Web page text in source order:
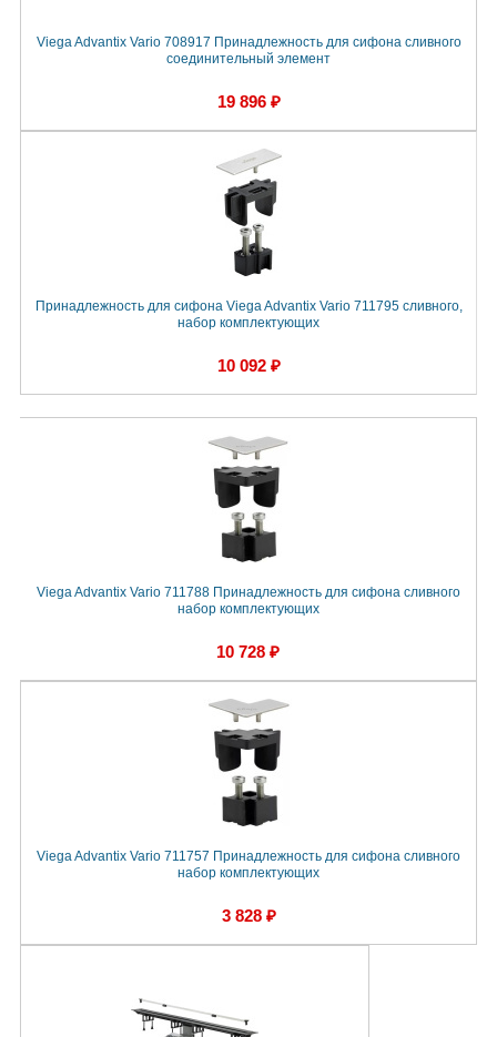
Viega Advantix Vario 708917 Принадлежность для сифона сливного
соединительный элемент
19 896 ₽
Принадлежность для сифона Viega Advantix Vario 711795 сливного,
набор комплектующих
10 092 ₽
Viega Advantix Vario 711788 Принадлежность для сифона сливного
набор комплектующих
10 728 ₽
Viega Advantix Vario 711757 Принадлежность для сифона сливного
набор комплектующих
3 828 ₽